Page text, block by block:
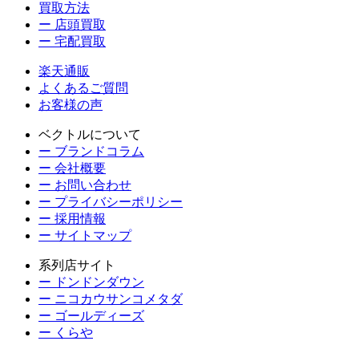
買取方法
ー 店頭買取
ー 宅配買取
楽天通販
よくあるご質問
お客様の声
ベクトルについて
ー ブランドコラム
ー 会社概要
ー お問い合わせ
ー プライバシーポリシー
ー 採用情報
ー サイトマップ
系列店サイト
ー ドンドンダウン
ー ニコカウサンコメタダ
ー ゴールディーズ
ー くらや